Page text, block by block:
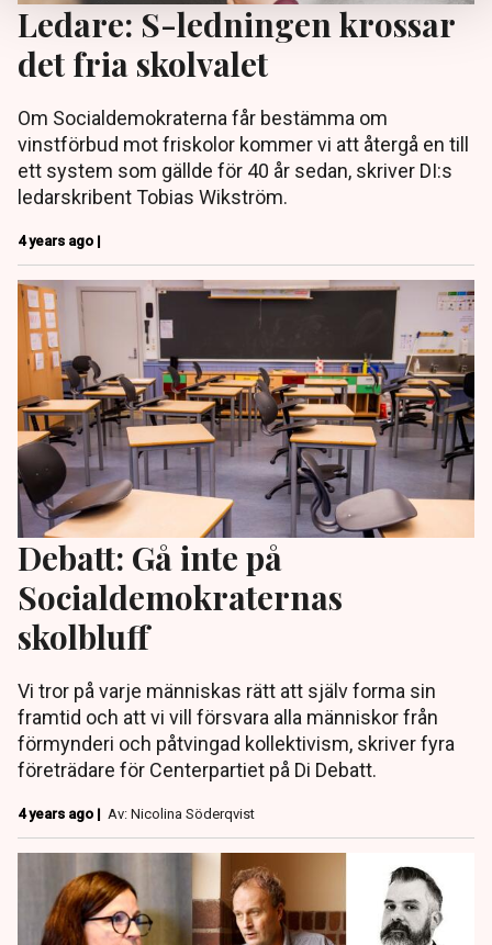
Ledare: S-ledningen krossar
det fria skolvalet
Om Socialdemokraterna får bestämma om
vinstförbud mot friskolor kommer vi att återgå en till
ett system som gällde för 40 år sedan, skriver DI:s
ledarskribent Tobias Wikström.
4 years ago |
Debatt: Gå inte på
Socialdemokraternas
skolbluff
Vi tror på varje människas rätt att själv forma sin
framtid och att vi vill försvara alla människor från
förmynderi och påtvingad kollektivism, skriver fyra
företrädare för Centerpartiet på Di Debatt.
4 years ago | Av: Nicolina Söderqvist